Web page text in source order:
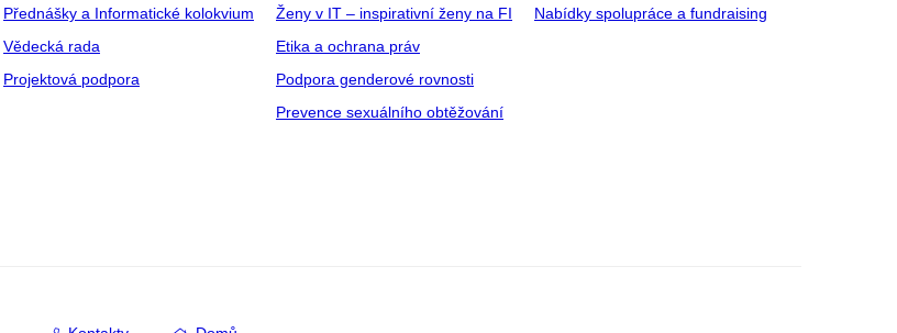
Přednášky a Informatické kolokvium
Vědecká rada
Projektová podpora
Ženy v IT – inspirativní ženy na FI
Etika a ochrana práv
Podpora genderové rovnosti
Prevence sexuálního obtěžování
Nabídky spolupráce a fundraising